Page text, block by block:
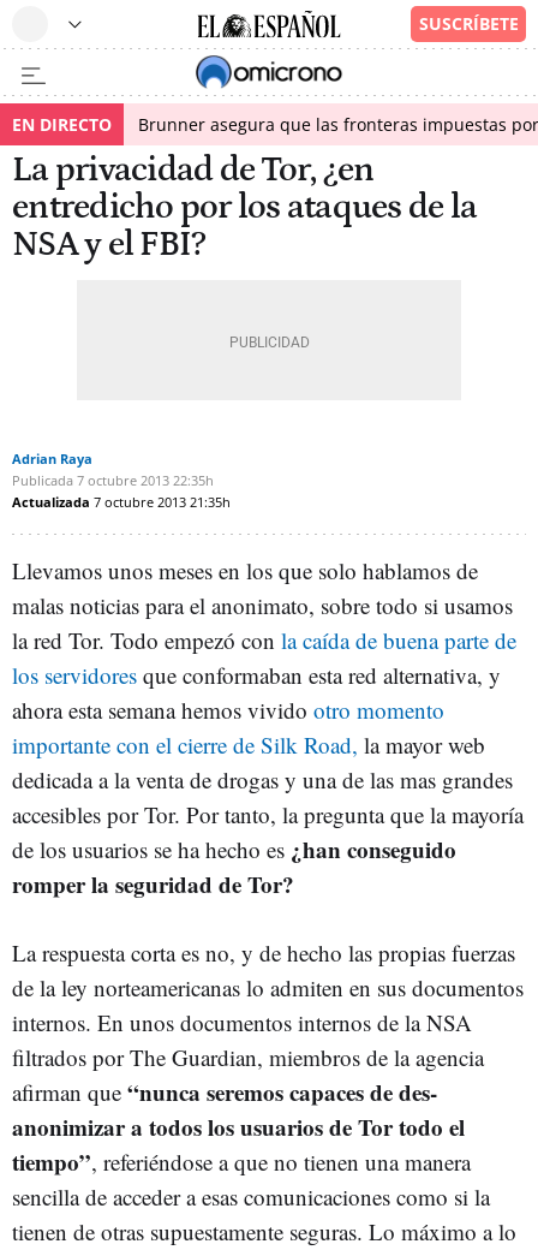
EN DIRECTO Brunner asegura que las fronteras impuestas
La privacidad de Tor, ¿en
entredicho por los ataques de la
NSA y el FBI?
Adrian Raya
Publicada 7 octubre 2013 22:35h
Actualizada 7 octubre 2013 21:35h
Llevamos unos meses en los que solo hablamos de
malas noticias para el anonimato, sobre todo si usamos
la red Tor. Todo empezó con la caída de buena parte de
los servidores que conformaban esta red alternativa, y
ahora esta semana hemos vivido otro momento
importante con el cierre de Silk Road, la mayor web
dedicada a la venta de drogas y una de las mas grandes
accesibles por Tor. Por tanto, la pregunta que la mayoría
de los usuarios se ha hecho es ¿han conseguido
romper la seguridad de Tor?
La respuesta corta es no, y de hecho las propias fuerzas
de la ley norteamericanas lo admiten en sus documentos
internos. En unos documentos internos de la NSA
filtrados por The Guardian, miembros de la agencia
afirman que “nunca seremos capaces de des-
anonimizar a todos los usuarios de Tor todo el
tiempo”, referiéndose a que no tienen una manera
sencilla de acceder a esas comunicaciones como si la
tienen de otras supuestamente seguras. Lo máximo a lo